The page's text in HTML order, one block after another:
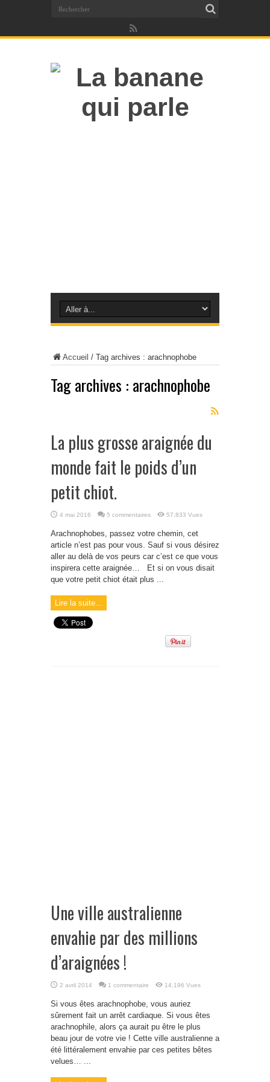
Accueil / Tag archives : arachnophobe
Tag archives : arachnophobe
La plus grosse araignée du
monde fait le poids d’un
petit chiot.
4 mai 2016 5 commentaires 57,833 Vues
Arachnophobes, passez votre chemin, cet
article n’est pas pour vous. Sauf si vous désirez
aller au delà de vos peurs car c’est ce que vous
inspirera cette araignée… Et si on vous disait
que votre petit chiot était plus ...
Lire la suite...
Une ville australienne
envahie par des millions
d’araignées !
2 avril 2014 1 commentaire 14,196 Vues
Si vous êtes arachnophobe, vous auriez
sûrement fait un arrêt cardiaque. Si vous êtes
arachnophile, alors ça aurait pu être le plus
beau jour de votre vie ! Cette ville australienne a
été littéralement envahie par ces petites bêtes
velues… ...